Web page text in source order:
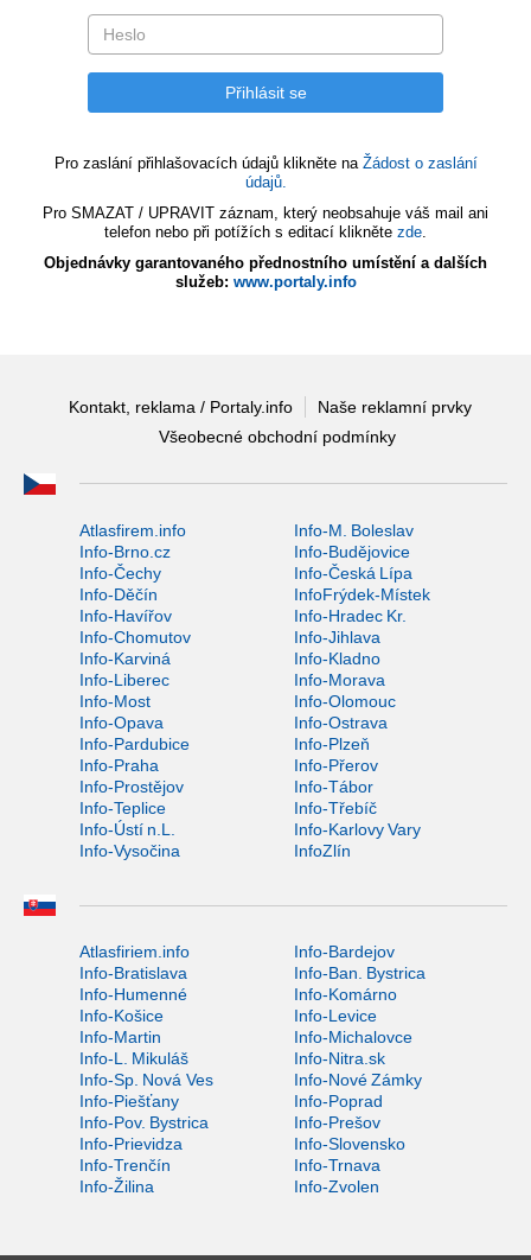
Pro zaslání přihlašovacích údajů klikněte na Žádost o zaslání
údajů.
Pro SMAZAT / UPRAVIT záznam, který neobsahuje váš mail ani
telefon nebo při potížích s editací klikněte zde.
Objednávky garantovaného přednostního umístění a dalších
služeb: www.portaly.info
Kontakt, reklama / Portaly.info
Naše reklamní prvky
Všeobecné obchodní podmínky
Atlasfirem.info
Info-M. Boleslav
Info-Brno.cz
Info-Budějovice
Info-Čechy
Info-Česká Lípa
Info-Děčín
InfoFrýdek-Místek
Info-Havířov
Info-Hradec Kr.
Info-Chomutov
Info-Jihlava
Info-Karviná
Info-Kladno
Info-Liberec
Info-Morava
Info-Most
Info-Olomouc
Info-Opava
Info-Ostrava
Info-Pardubice
Info-Plzeň
Info-Praha
Info-Přerov
Info-Prostějov
Info-Tábor
Info-Teplice
Info-Třebíč
Info-Ústí n.L.
Info-Karlovy Vary
Info-Vysočina
InfoZlín
Atlasfiriem.info
Info-Bardejov
Info-Bratislava
Info-Ban. Bystrica
Info-Humenné
Info-Komárno
Info-Košice
Info-Levice
Info-Martin
Info-Michalovce
Info-L. Mikuláš
Info-Nitra.sk
Info-Sp. Nová Ves
Info-Nové Zámky
Info-Piešťany
Info-Poprad
Info-Pov. Bystrica
Info-Prešov
Info-Prievidza
Info-Slovensko
Info-Trenčín
Info-Trnava
Info-Žilina
Info-Zvolen